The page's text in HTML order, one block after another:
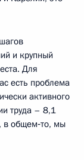
и крупный
Для
есть проблема
активного
труда – 8,1
в общем‑то, мы